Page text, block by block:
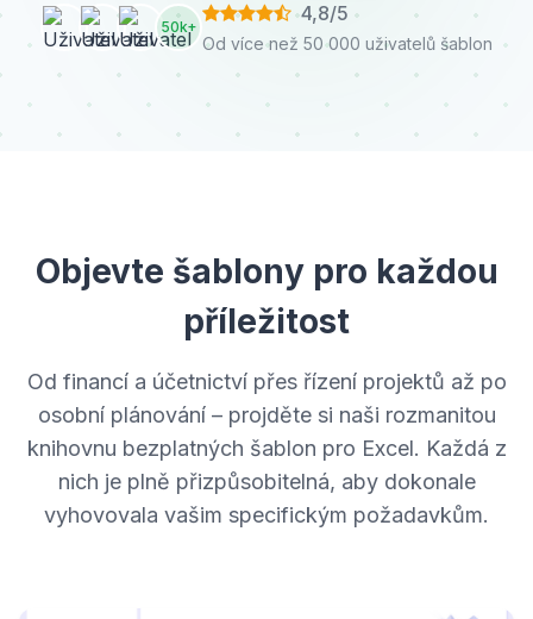
50k+
4,8/5
Od více než 50 000 uživatelů šablon
Objevte šablony pro každou
příležitost
Od financí a účetnictví přes řízení projektů až po
osobní plánování – projděte si naši rozmanitou
knihovnu bezplatných šablon pro Excel. Každá z
nich je plně přizpůsobitelná, aby dokonale
vyhovovala vašim specifickým požadavkům.